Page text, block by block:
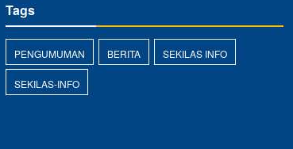
Tags
PENGUMUMAN BERITA SEKILAS INFO
SEKILAS-INFO